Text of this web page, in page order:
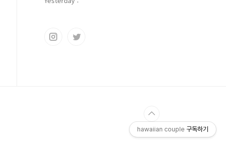
hawaiian couple 구독하기